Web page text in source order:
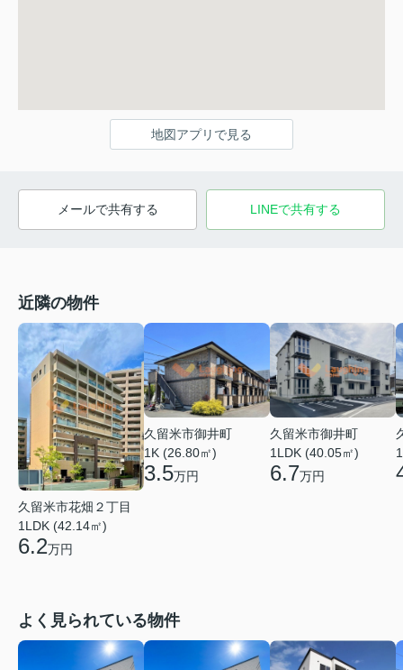
地図アプリで見る
メールで共有する LINEで共有する
近隣の物件
久留米市花畑２丁目
1LDK (42.14㎡)
6.2万円
久留米市御井町
1K (26.80㎡)
3.5万円
久留米市御井町
1LDK (40.05㎡)
6.7万円
よく見られている物件